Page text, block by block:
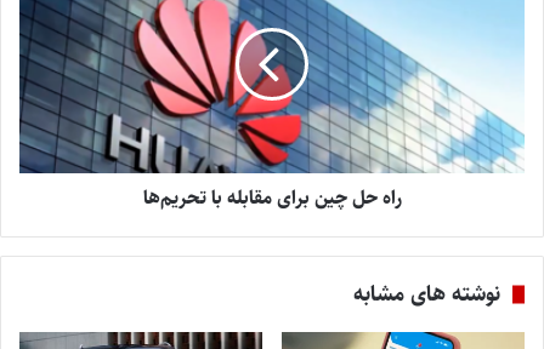
راه حل چین برای مقابله با تحریم‌ها
نوشته های مشابه